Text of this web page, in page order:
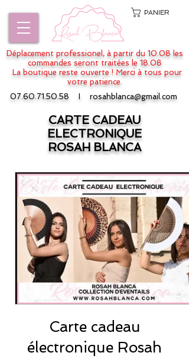
PANIER
Déplacement professionel, à partir du 10.08 les
commandes seront traitées le 18.08
La boutique reste ouverte ! Merci à tous pour
votre patience.
07.60.71.50.58
rosahblanca@gmail.com
CARTE CADEAU
ELECTRONIQUE
ROSAH BLANCA
Carte cadeau
électronique Rosah